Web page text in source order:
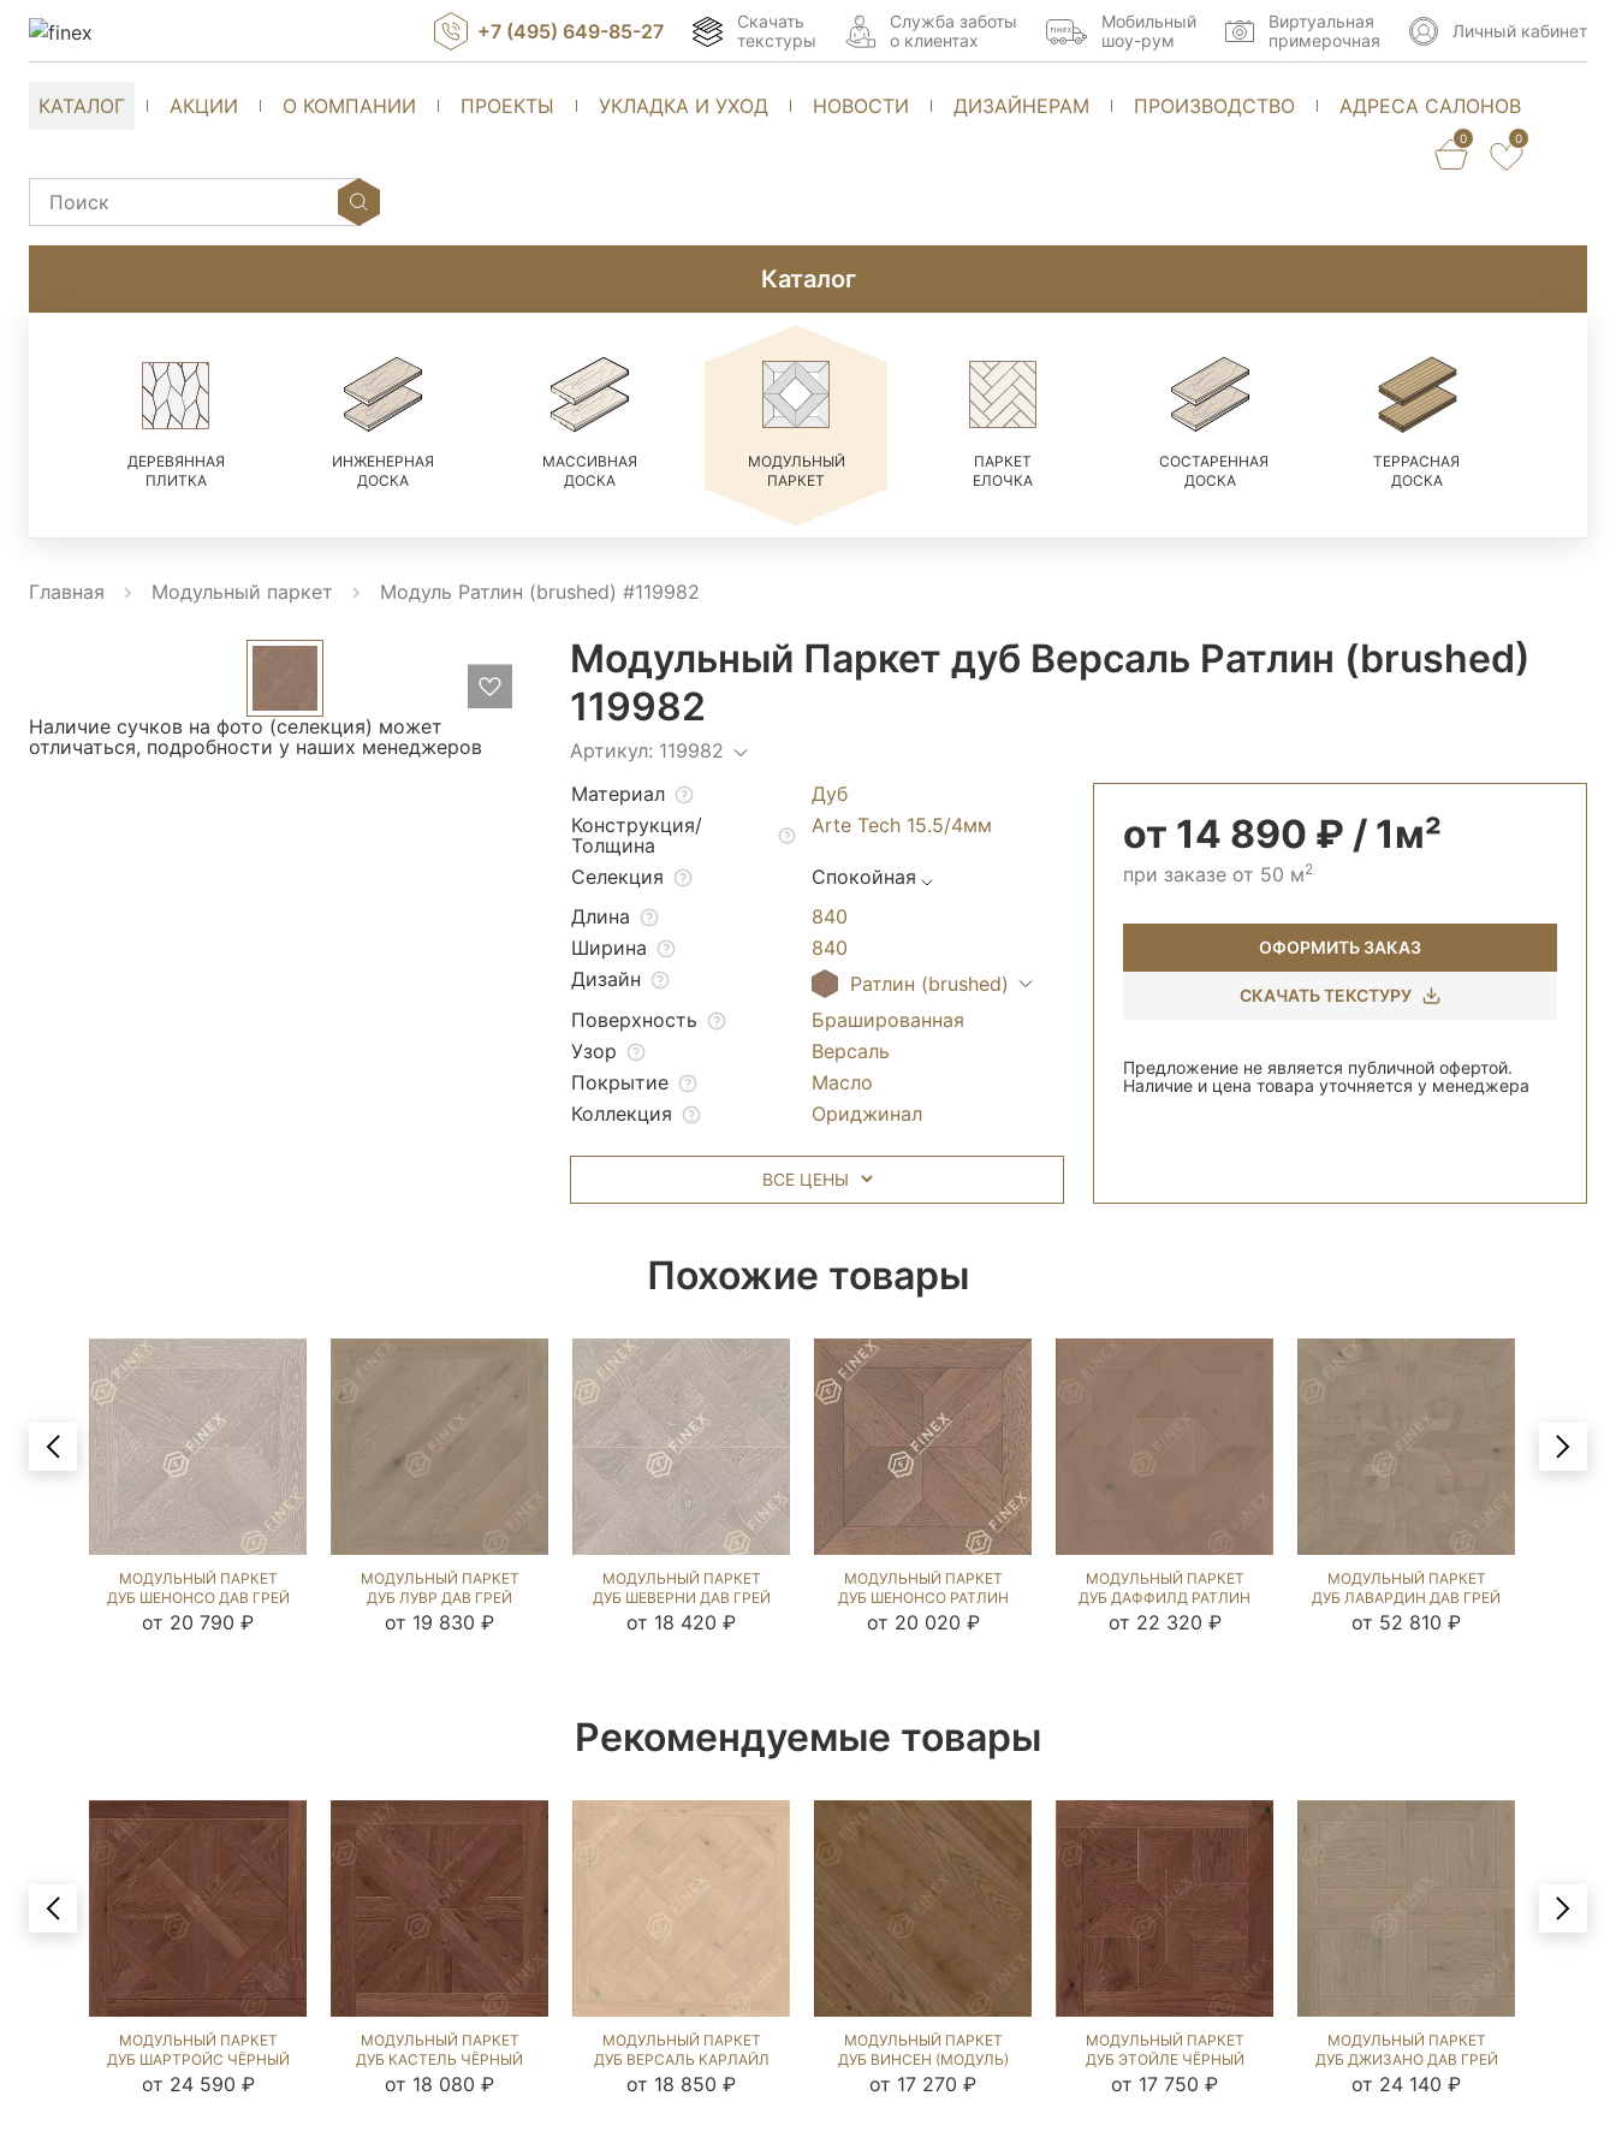
КАТАЛОГ АКЦИИ О КОМПАНИИ ПРОЕКТЫ УКЛАДКА И УХОД НОВОСТИ ДИЗАЙНЕРАМ ПРОИЗВОДСТВО АДРЕСА САЛОНОВ
0 0
+7 (495) 649-85-27
Скачать
текстуры
Cлужба заботы
о клиентах
Мобильный
шоу-рум
Виртуальная
примерочная
Личный кабинет
Каталог
ДЕРЕВЯННАЯ
ПЛИТКА
ИНЖЕНЕРНАЯ
ДОСКА
МАССИВНАЯ
ДОСКА
МОДУЛЬНЫЙ
ПАРКЕТ
ПАРКЕТ
ЕЛОЧКА
СОСТАРЕННАЯ
ДОСКА
ТЕРРАСНАЯ
ДОСКА
Главная Модульный паркет Модуль Ратлин (brushed) #119982
Наличие сучков на фото (селекция) может
отличаться, подробности у наших менеджеров
Модульный Паркет дуб Версаль Ратлин (brushed)
119982
Артикул: 119982
Материал
Дуб
Конструкция/
Толщина
Arte Tech 15.5/4мм
Селекция
Спокойная
Длина
840
Ширина
840
Дизайн
Ратлин (brushed)
Поверхность
Брашированная
Узор
Версаль
Покрытие
Масло
Коллекция
Ориджинал
от 14 890 ₽ / 1м²
при заказе от 50 м2
ОФОРМИТЬ ЗАКАЗ
СКАЧАТЬ ТЕКСТУРУ
Предложение не является публичной офертой.
Наличие и цена товара уточняется у менеджера
ВСЕ ЦЕНЫ
Похожие товары
МОДУЛЬНЫЙ ПАРКЕТ
ДУБ ШЕНОНСО ДАВ ГРЕЙ
(BRUSHED) 125400
от 20 790 ₽
МОДУЛЬНЫЙ ПАРКЕТ
ДУБ ЛУВР ДАВ ГРЕЙ
(BRUSHED) 121270
от 19 830 ₽
МОДУЛЬНЫЙ ПАРКЕТ
ДУБ ШЕВЕРНИ ДАВ ГРЕЙ
(BRUSHED) 121137
от 18 420 ₽
МОДУЛЬНЫЙ ПАРКЕТ
ДУБ ШЕНОНСО РАТЛИН
(BRUSHED) 120850
от 20 020 ₽
МОДУЛЬНЫЙ ПАРКЕТ
ДУБ ДАФФИЛД РАТЛИН
(BRUSHED) 121829
от 22 320 ₽
МОДУЛЬНЫЙ ПАРКЕТ
ДУБ ЛАВАРДИН ДАВ ГРЕЙ
(BRUSHED) 124514
от 52 810 ₽
Рекомендуемые товары
МОДУЛЬНЫЙ ПАРКЕТ
ДУБ ШАРТРОЙС ЧЁРНЫЙ
ОРЕХ (BRUSHED) 123236
от 24 590 ₽
МОДУЛЬНЫЙ ПАРКЕТ
ДУБ КАСТЕЛЬ ЧЁРНЫЙ
ОРЕХ (BRUSHED) 122144
от 18 080 ₽
МОДУЛЬНЫЙ ПАРКЕТ
ДУБ ВЕРСАЛЬ КАРЛАЙЛ
NEW (BRUSHED) 125117
от 18 850 ₽
МОДУЛЬНЫЙ ПАРКЕТ
ДУБ ВИНСЕН (МОДУЛЬ)
ЭСТЕЙТ NEW (BRUSHED)
от 17 270 ₽
МОДУЛЬНЫЙ ПАРКЕТ
ДУБ ЭТОЙЛЕ ЧЁРНЫЙ
ОРЕХ (BRUSHED) 122309
от 17 750 ₽
МОДУЛЬНЫЙ ПАРКЕТ
ДУБ ДЖИЗАНО ДАВ ГРЕЙ
(BRUSHED) 123743
от 24 140 ₽